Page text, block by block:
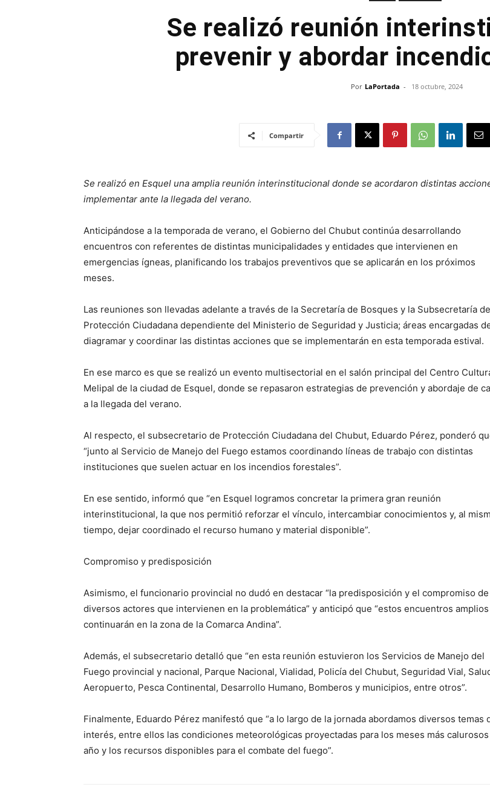
Se realizó reunión
prevenir y abordar
Por LaPortada - 18 octubre, 2024
Compartir
Se realizó en Esquel una amplia reunión interinstitucional donde se acordaron distintas
implementar ante la llegada del verano.
Anticipándose a la temporada de verano, el Gobierno del Chubut continúa desarrollando
encuentros con referentes de distintas municipalidades y entidades que intervienen en
emergencias ígneas, planificando los trabajos preventivos que se aplicarán en los próximos
meses.
Las reuniones son llevadas adelante a través de la Secretaría de Bosques y la Subsecretaría de
Protección Ciudadana dependiente del Ministerio de Seguridad y Justicia; áreas encargadas
diagramar y coordinar las distintas acciones que se implementarán en esta temporada estival.
En ese marco es que se realizó un evento multisectorial en el salón principal del Centro
Melipal de la ciudad de Esquel, donde se repasaron estrategias de prevención y abordaje de
a la llegada del verano.
Al respecto, el subsecretario de Protección Ciudadana del Chubut, Eduardo Pérez, ponderó
“junto al Servicio de Manejo del Fuego estamos coordinando líneas de trabajo con distintas
instituciones que suelen actuar en los incendios forestales”.
En ese sentido, informó que “en Esquel logramos concretar la primera gran reunión
interinstitucional, la que nos permitió reforzar el vínculo, intercambiar conocimientos y, al
tiempo, dejar coordinado el recurso humano y material disponible”.
Compromiso y predisposición
Asimismo, el funcionario provincial no dudó en destacar “la predisposición y el compromiso
diversos actores que intervienen en la problemática” y anticipó que “estos encuentros amplios
continuarán en la zona de la Comarca Andina”.
Además, el subsecretario detalló que “en esta reunión estuvieron los Servicios de Manejo del
Fuego provincial y nacional, Parque Nacional, Vialidad, Policía del Chubut, Seguridad Vial,
Aeropuerto, Pesca Continental, Desarrollo Humano, Bomberos y municipios, entre otros”.
Finalmente, Eduardo Pérez manifestó que “a lo largo de la jornada abordamos diversos temas
interés, entre ellos las condiciones meteorológicas proyectadas para los meses más
año y los recursos disponibles para el combate del fuego”.